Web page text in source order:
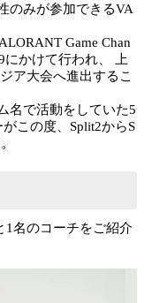
のみが参加できるVA
Game Chan
にかけて行われ、 上
ア大会へ進出するこ
名で活動をしていた5
この度、Split2からS
1名のコーチをご紹介